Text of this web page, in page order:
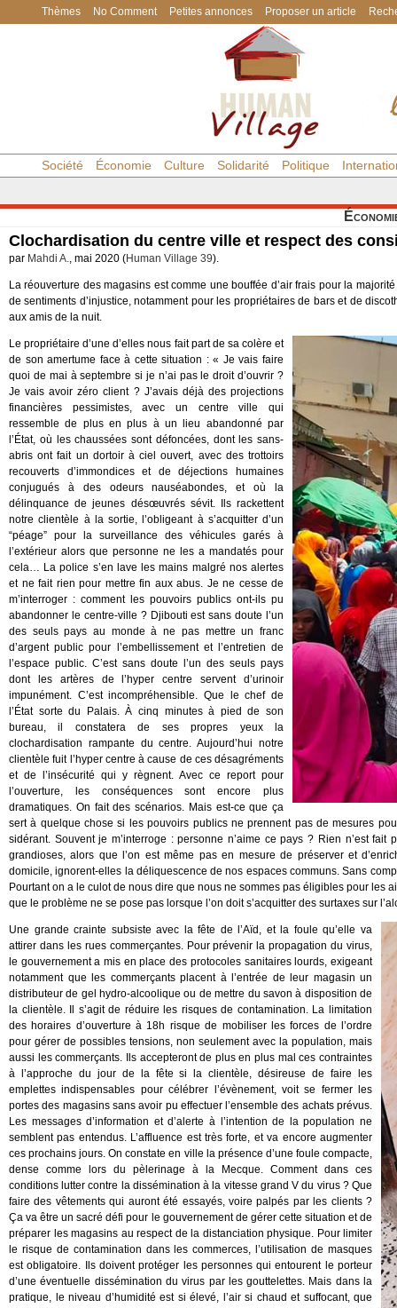
Thèmes No Comment Petites annonces Proposer un article
Société Économie Culture Solidarité Politique
Clochardisation du centre ville et respect des
par Mahdi A., mai 2020 (Human Village 39).
La réouverture des magasins est comme une bouffée d’air frais pour la
de sentiments d’injustice, notamment pour les propriétaires de bars et de
aux amis de la nuit.
Le propriétaire d’une d’elles nous fait part de sa colère et
de son amertume face à cette situation : « Je vais faire
quoi de mai à septembre si je n’ai pas le droit d’ouvrir ?
Je vais avoir zéro client ? J’avais déjà des projections
financières pessimistes, avec un centre ville qui
ressemble de plus en plus à un lieu abandonné par
l’État, où les chaussées sont défoncées, dont les sans-
abris ont fait un dortoir à ciel ouvert, avec des trottoirs
recouverts d’immondices et de déjections humaines
conjugués à des odeurs nauséabondes, et où la
délinquance de jeunes désœuvrés sévit. Ils rackettent
notre clientèle à la sortie, l’obligeant à s’acquitter d’un
“péage” pour la surveillance des véhicules garés à
l’extérieur alors que personne ne les a mandatés pour
cela… La police s’en lave les mains malgré nos alertes
et ne fait rien pour mettre fin aux abus. Je ne cesse de
m’interroger : comment les pouvoirs publics ont-ils pu
abandonner le centre-ville ? Djibouti est sans doute l’un
des seuls pays au monde à ne pas mettre un franc
d’argent public pour l’embellissement et l’entretien de
l’espace public. C’est sans doute l’un des seuls pays
dont les artères de l’hyper centre servent d’urinoir
impunément. C’est incompréhensible. Que le chef de
l’État sorte du Palais. À cinq minutes à pied de son
bureau, il constatera de ses propres yeux la
clochardisation rampante du centre. Aujourd’hui notre
clientèle fuit l’hyper centre à cause de ces désagréments
et de l’insécurité qui y règnent. Avec ce report pour
l’ouverture, les conséquences sont encore plus
dramatiques. On fait des scénarios. Mais est-ce que ça
sert à quelque chose si les pouvoirs publics ne prennent pas de mesures
sidérant. Souvent je m’interroge : personne n’aime ce pays ? Rien n’est
grandioses, alors que l’on est même pas en mesure de préserver et
domicile, ignorent-elles la déliquescence de nos espaces communs. Sans
Pourtant on a le culot de nous dire que nous ne sommes pas éligibles pour les
que le problème ne se pose pas lorsque l’on doit s’acquitter des surtaxes sur
Une grande crainte subsiste avec la fête de l’Aïd, et la foule qu’elle va
attirer dans les rues commerçantes. Pour prévenir la propagation du virus,
le gouvernement a mis en place des protocoles sanitaires lourds, exigeant
notamment que les commerçants placent à l’entrée de leur magasin un
distributeur de gel hydro-alcoolique ou de mettre du savon à disposition de
la clientèle. Il s’agit de réduire les risques de contamination. La limitation
des horaires d’ouverture à 18h risque de mobiliser les forces de l’ordre
pour gérer de possibles tensions, non seulement avec la population, mais
aussi les commerçants. Ils accepteront de plus en plus mal ces contraintes
à l’approche du jour de la fête si la clientèle, désireuse de faire les
emplettes indispensables pour célébrer l’évènement, voit se fermer les
portes des magasins sans avoir pu effectuer l’ensemble des achats prévus.
Les messages d’information et d’alerte à l’intention de la population ne
semblent pas entendus. L’affluence est très forte, et va encore augmenter
ces prochains jours. On constate en ville la présence d’une foule compacte,
dense comme lors du pèlerinage à la Mecque. Comment dans ces
conditions lutter contre la dissémination à la vitesse grand V du virus ? Que
faire des vêtements qui auront été essayés, voire palpés par les clients ?
Ça va être un sacré défi pour le gouvernement de gérer cette situation et de
préparer les magasins au respect de la distanciation physique. Pour limiter
le risque de contamination dans les commerces, l’utilisation de masques
est obligatoire. Ils doivent protéger les personnes qui entourent le porteur
d’une éventuelle dissémination du virus par les gouttelettes. Mais dans la
pratique, le niveau d’humidité est si élevé, l’air si chaud et suffocant, que